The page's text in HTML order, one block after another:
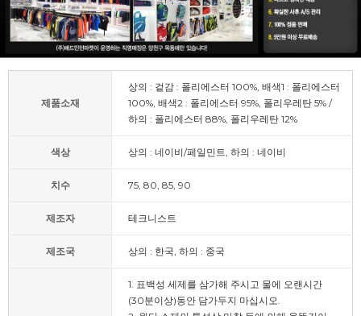
제품소재
상의 : 겉감 : 폴리에스터 100%, 배색1 : 폴리에스터
100%, 배색2 : 폴리에스터 95%, 폴리우레탄 5% /
하의 : 폴리에스터 88%, 폴리우레탄 12%
색상 상의 : 네이비/페일민트, 하의 : 네이비
치수 75, 80, 85, 90
제조자 테크니스트
제조국 상의 : 한국, 하의 : 중국
1. 표백성 세제를 삼가해 주시고 물에 오랜시간
(30분이상)동안 담가두지 마십시오.